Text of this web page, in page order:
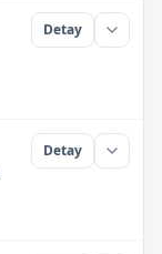
Detay
Detay